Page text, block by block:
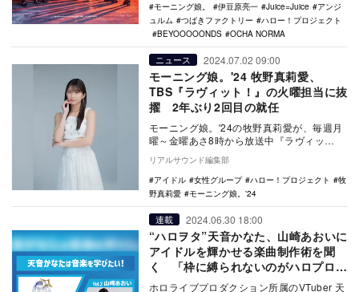
モーニング娘。
伊豆原亮一 Juice=Juice
アンジ
ュルム
つばきファクトリー
ハロー！プロジェクト
BEYOOOOONDS
OCHA NORMA
ニュース 2024.07.02 09:00
モーニング娘。'24 牧野真莉愛、
TBS『ラヴィット！』の火曜担当に抜
擢 2年ぶり2回目の就任
モーニング娘。'24の牧野真莉愛が、毎週月
曜～金曜あさ8時から放送中『ラヴィッ
ト！』（TBS系）7～9月の「ラヴィット！
ファミリ…
リアルサウンド編集部
アイドル
女性グループ ハロー！プロジェクト
牧
野真莉愛
モーニング娘。'24
連載 2024.06.30 18:00
“ハロヲタ”天音かなた、山崎あおいに
アイドルを輝かせる楽曲制作術を聞
く 「枠に縛られないのがハロプロの
すごさ」
ホロライブプロダクション所属のVTuber 天